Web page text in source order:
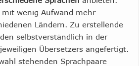
wenig Aufwand mehr
Ländern. Zu erstellende
selbstverständlich in der
Übersetzers angefertigt.
stehenden Sprachpaare